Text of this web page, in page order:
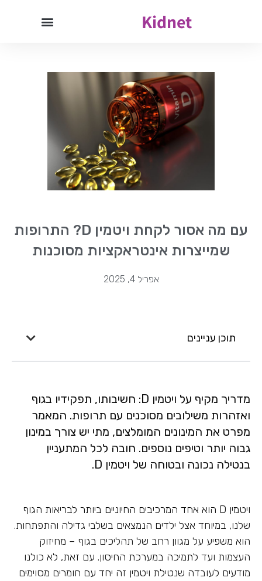
Kidnet
עם מה אסור לקחת ויטמין D? התרופות
שמייצרות אינטראקציות מסוכנות
אפריל 4, 2025
תוכן עניינים
מדריך מקיף על ויטמין D: חשיבותו, תפקידיו בגוף
ואזהרות משילובים מסוכנים עם תרופות. המאמר
מפרט את המינונים המומלצים, מתי יש צורך במינון
גבוה יותר וטיפים נוספים. חובה לכל המתעניין
בנטילה נכונה ובטוחה של ויטמין D.
ויטמין D הוא אחד המרכיבים החיוניים ביותר לבריאות הגוף
שלנו, במיוחד אצל ילדים הנמצאים בשלבי גדילה והתפתחות.
הוא משפיע על מגוון רחב של תהליכים בגוף – מחיזוק
העצמות ועד לתמיכה במערכת החיסון. עם זאת, לא כולנו
מודעים לעובדה שנטילת ויטמין זה יחד עם חומרים מסוימים